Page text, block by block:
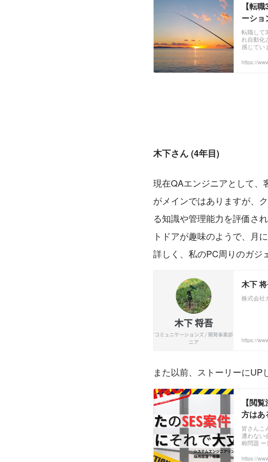
【転
ーショ
転職して
れ自動化
感じてい
https://
木下さん (4年目)
現在QAエンジニアとして、
がメインではありますが、
る知識や管理能力を評価さ
トドアが趣味のようで、月
詳しく、私のPC周りのガジ
木下
株式会社
https://
また以前、ストーリーにUP
【閲
方はあ
皆さんこ
遭わない
称問題 ー
https://